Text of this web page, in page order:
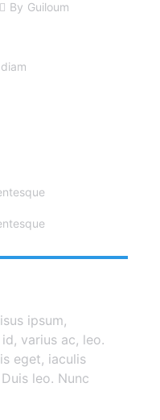
By Guiloum
ipsum,
varius ac, leo.
eget, iaculis
leo. Nunc